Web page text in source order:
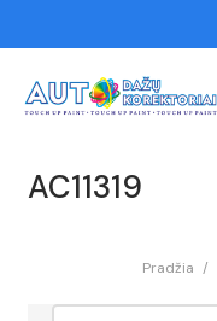
AC11319
Pradžia /